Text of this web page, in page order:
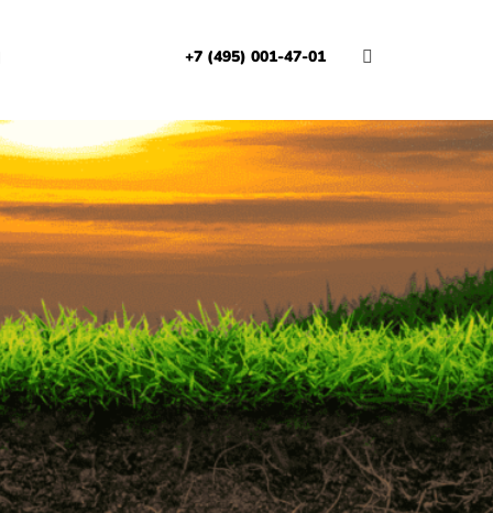
+7 (495) 001-47-01